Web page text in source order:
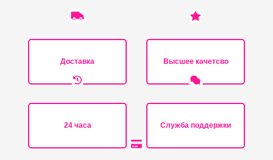
Доставка Высшее качетсво
24 часа Служба поддержки